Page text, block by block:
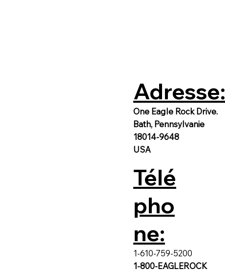
Adresse:
One Eagle Rock Drive.
Bath, Pennsylvanie
18014-9648
USA
Télé
pho
ne:
1-610-759-5200
1-800-EAGLEROCK